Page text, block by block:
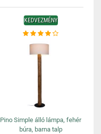
KEDVEZMÉNY
Pino Simple álló lámpa, fehér
búra, barna talp